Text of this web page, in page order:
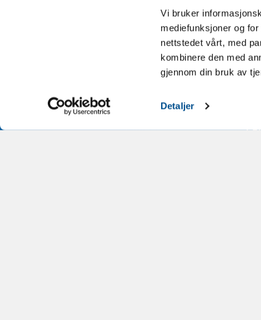
Vi bruker
mediefunksjoner og
nettstedet vårt, med
kombinere den med
gjennom din bruk av
Detaljer